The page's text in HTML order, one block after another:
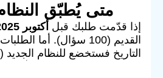
متى يُطبّق
إذا قدّمت طلبك قبل أكتوبر 2025
القديم (100 سؤال). أما
التاريخ فستخضع للنظام الجديد (128 سؤالاً).